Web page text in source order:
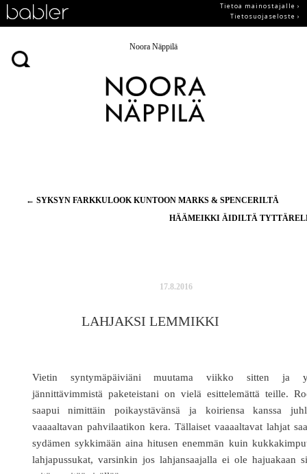
Tietoa mainostajalle ›
Tietosuojaseloste ›
Noora Näppilä
Artikkelien
← SYKSYN FARKKULOOK KUNTOON MARKS & SPENCERILTÄ
HÄÄMEIKKI ÄIDILTÄ
17.8.2016
LAHJAKSI LEMMIKKI
Vietin syntymäpäiviäni muutama viikko sitten ja
jännittävimmistä paketeistani on vielä esittelemättä teille.
saapui nimittäin poikaystävänsä ja koiriensa kanssa
vaaaaltavan pahvilaatikon kera. Tällaiset vaaaaltavat lahjat
sydämen sykkimään aina hitusen enemmän kuin
lahjapussukat, varsinkin jos lahjansaajalla ei ole hajuakaan